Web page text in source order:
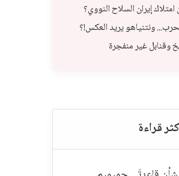
امتلاك إيران السلاح
إيران السلاح النووي؟
ونتنياهو يريد العكس!؟
وقنابل غير منفجرة